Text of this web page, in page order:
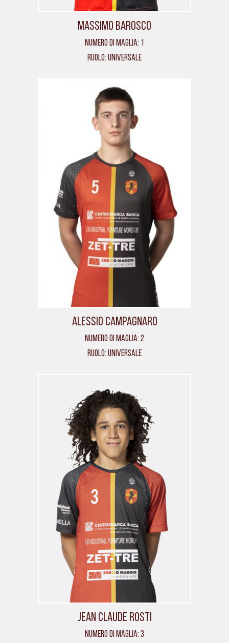
Massimo Barosco
Numero di maglia: 1
Ruolo: Universale
Alessio Campagnaro
Numero di maglia: 2
Ruolo: Universale
Jean Claude Rosti
Numero di maglia: 3